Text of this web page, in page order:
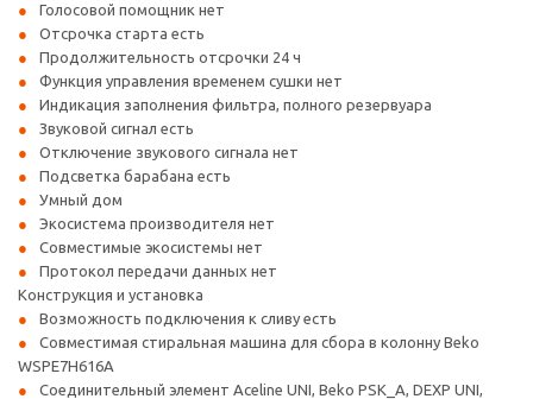
Голосовой помощник нет
Отсрочка старта есть
Продолжительность отсрочки 24 ч
Функция управления временем сушки нет
Индикация заполнения фильтра, полного резервуара
Звуковой сигнал есть
Отключение звукового сигнала нет
Подсветка барабана есть
Умный дом
Экосистема производителя нет
Совместимые экосистемы нет
Протокол передачи данных нет
Конструкция и установка
Возможность подключения к сливу есть
Совместимая стиральная машина для сбора в колонну Beko
WSPE7H616A
Соединительный элемент Aceline UNI, Beko PSK_A, DEXP UNI,